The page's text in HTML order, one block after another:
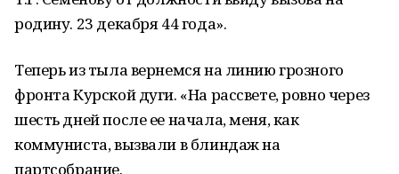
родину. 23 декабря 44 года».
Теперь из тыла вернемся на линию грозного
фронта Курской дуги. «На рассвете, ровно через
шесть дней после ее начала, меня, как
коммуниста, вызвали в блиндаж на
партсобрание.